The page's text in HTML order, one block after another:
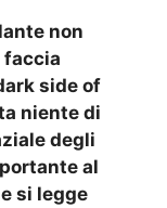
non
faccia
side of
niente di
degli
al
si legge